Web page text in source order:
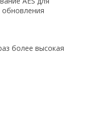
более высокая